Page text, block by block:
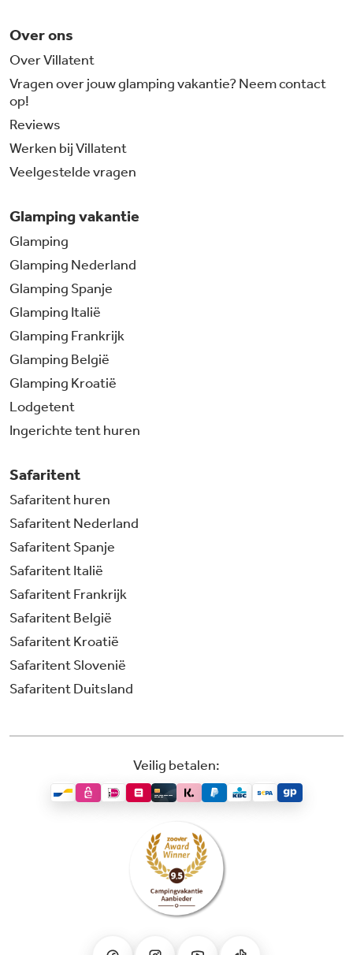
Over ons
Over Villatent
Vragen over jouw glamping vakantie? Neem contact
op!
Reviews
Werken bij Villatent
Veelgestelde vragen
Glamping vakantie
Glamping
Glamping Nederland
Glamping Spanje
Glamping Italië
Glamping Frankrijk
Glamping België
Glamping Kroatië
Lodgetent
Ingerichte tent huren
Safaritent
Safaritent huren
Safaritent Nederland
Safaritent Spanje
Safaritent Italië
Safaritent Frankrijk
Safaritent België
Safaritent Kroatië
Safaritent Slovenië
Safaritent Duitsland
Veilig betalen: